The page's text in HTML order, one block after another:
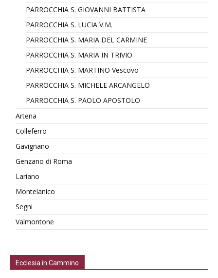
PARROCCHIA S. GIOVANNI BATTISTA
PARROCCHIA S. LUCIA V.M.
PARROCCHIA S. MARIA DEL CARMINE
PARROCCHIA S. MARIA IN TRIVIO
PARROCCHIA S. MARTINO Vescovo
PARROCCHIA S. MICHELE ARCANGELO
PARROCCHIA S. PAOLO APOSTOLO
Artena
Colleferro
Gavignano
Genzano di Roma
Lariano
Montelanico
Segni
Valmontone
Ecclesia in Cammino